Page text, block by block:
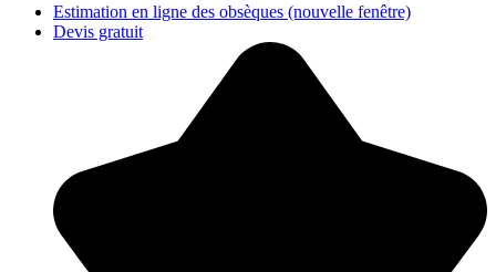
Estimation en ligne des obsèques (nouvelle fenêtre)
Devis gratuit